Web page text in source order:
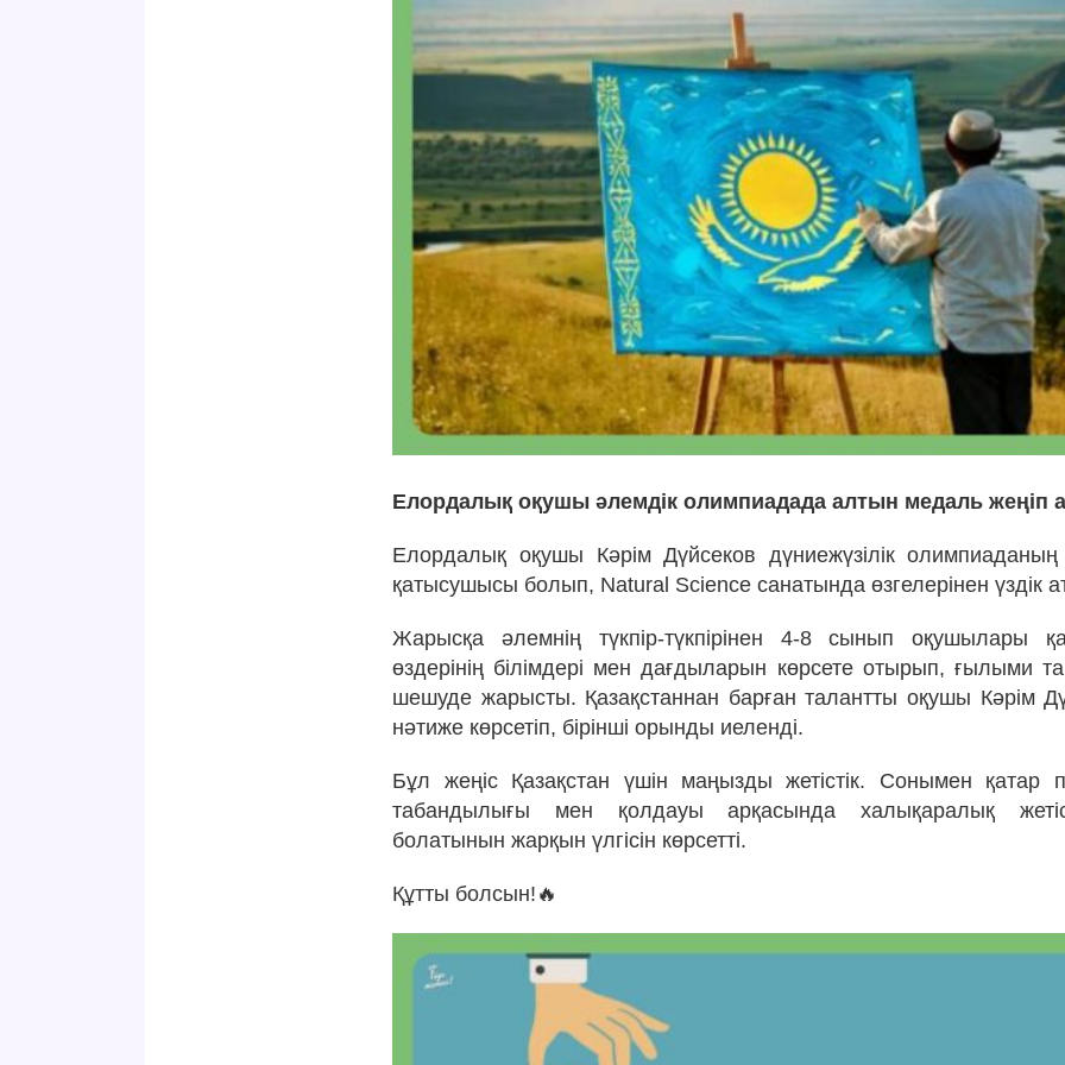
Елордалық оқушы әлемдік олимпиадада алтын медаль жеңіп
Елордалық оқушы Кәрім Дүйсеков дүниежүзілік олимпиаданың
қатысушысы болып, Natural Science санатында өзгелерінен үздік
Жарысқа әлемнің түкпір-түкпірінен 4-8 сынып оқушылары
өздерінің білімдері мен дағдыларын көрсете отырып, ғылыми
шешуде жарысты. Қазақстаннан барған талантты оқушы Кәрім
нәтиже көрсетіп, бірінші орынды иеленді.
Бұл жеңіс Қазақстан үшін маңызды жетістік. Сонымен қатар
табандылығы мен қолдауы арқасында халықаралық
болатынын жарқын үлгісін көрсетті.
Құтты болсын!🔥